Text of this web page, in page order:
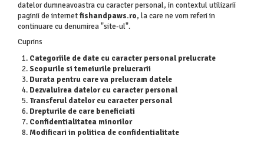
datelor dumneavoastra cu caracter personal, in contextul utilizarii
paginii de internetfishandpaws.ro, la care ne vom referi in
continuare cu denumirea "site-ul".
Cuprins
Categoriile de date cu caracter personal prelucrate
Scopurile si temeiurile prelucrarii
Durata pentru care va prelucram datele
Dezvaluirea datelor cu caracter personal
Transferul datelor cu caracter personal
Drepturile de care beneficiati
Confidentialitatea minorilor
Modificari in politica de confidentialitate